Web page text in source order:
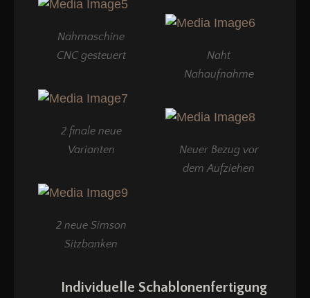
Nähmaschine
CNC gesteuert
Naht
Nahaufnahme
2 finale neue
Varianten
Neuer Bezug vor
dem Aufziehen
2 neue Simson
Sitzbanken
Individuelle Schablonenfertigung